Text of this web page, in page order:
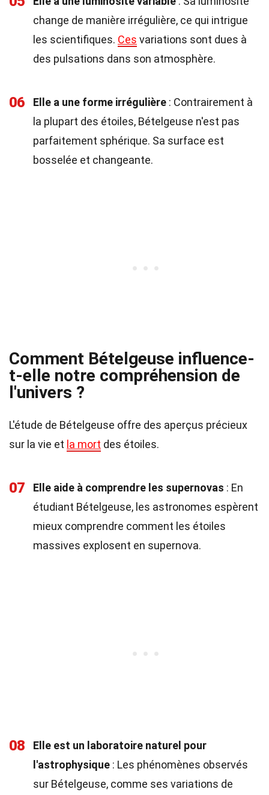
change de manière irrégulière, ce qui intrigue
les scientifiques. Ces variations sont dues à
des pulsations dans son atmosphère.
06 Elle a une forme irrégulière : Contrairement à
la plupart des étoiles, Bételgeuse n'est pas
parfaitement sphérique. Sa surface est
bosselée et changeante.
Comment Bételgeuse influence-
t-elle notre compréhension de
l'univers ?
L'étude de Bételgeuse offre des aperçus précieux
sur la vie et la mort des étoiles.
07 Elle aide à comprendre les supernovas : En
étudiant Bételgeuse, les astronomes espèrent
mieux comprendre comment les étoiles
massives explosent en supernova.
08
Elle est un laboratoire naturel pour
l'astrophysique : Les phénomènes observés
sur Bételgeuse, comme ses variations de